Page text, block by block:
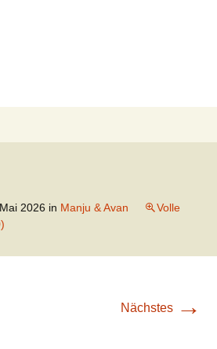
Artenschutz
e.V.
seit 1985 im
– Orscheider
2026 in Manju & Avan
Volle
Nächstes →